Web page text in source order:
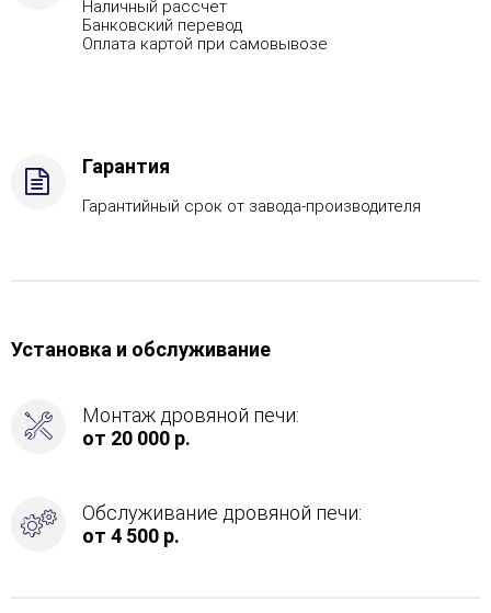
вход
каменку
-
Наличный рассчет
Банковский перевод
Оплата картой при самовывозе
Гарантия
Гарантийный срок от завода-производителя
Установка и обслуживание
Монтаж дровяной печи:
от 20 000 р.
Обслуживание дровяной печи:
от 4 500 р.